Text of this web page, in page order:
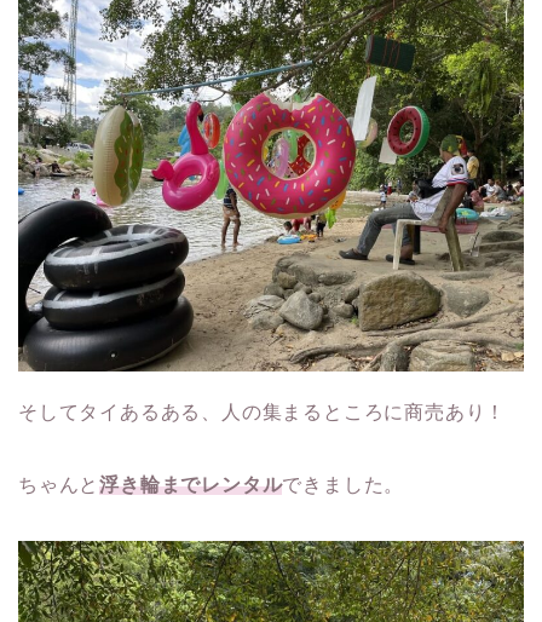
そしてタイあるある、人の集まるところに商売あり！
ちゃんと浮き輪までレンタルできました。